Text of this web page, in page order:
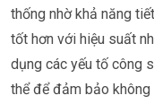
thống nhờ khả năng
tốt hơn với hiệu suất
dụng các yếu tố công
thể để đảm bảo